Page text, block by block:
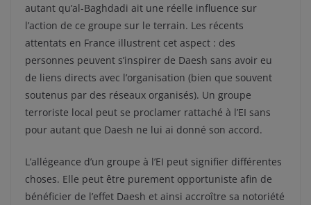
autant qu’al-Baghdadi ait une réelle influence sur
l’action de ce groupe sur le terrain. Les récents
attentats en France illustrent cet aspect : des
personnes peuvent s’inspirer de Daesh sans avoir eu
de liens directs avec l’organisation (bien que souvent
soutenus par des réseaux organisés). Un groupe
terroriste local peut se proclamer rattaché à l’EI sans
pour autant que Daesh ne lui ai donné son accord.
L’allégeance d’un groupe à l’EI peut signifier différentes
choses. Elle peut être purement opportuniste afin de
bénéficier de l’effet Daesh et ainsi accroître sa notoriété